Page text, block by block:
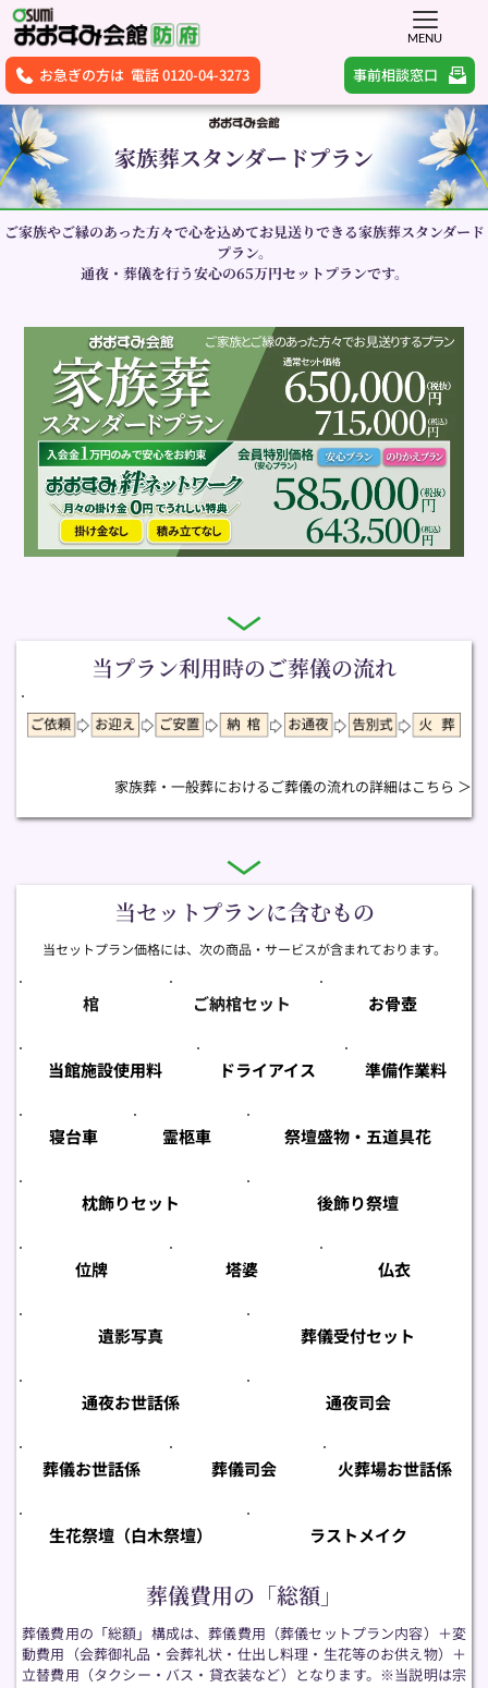
MENU
お急ぎの方は 電話 0120-04-3273 事前相談窓口
家族葬スタンダードプラン
ご家族やご縁のあった方々で心を込めてお見送りできる家族葬スタンダード
プラン。
通夜・葬儀を行う安心の65万円セットプランです。
当プラン利用時のご葬儀の流れ
家族葬・一般葬におけるご葬儀の流れの詳細はこちら ＞
当セットプランに含むもの
当セットプラン価格には、次の商品・サービスが含まれております。
棺 ご納棺セット お骨壺
当館施設使用料 ドライアイス 準備作業料
寝台車 霊柩車 祭壇盛物・五道具花
枕飾りセット 後飾り祭壇
位牌 塔婆 仏衣
遺影写真 葬儀受付セット
通夜お世話係 通夜司会
葬儀お世話係 葬儀司会 火葬場お世話係
生花祭壇（白木祭壇） ラストメイク
葬儀費用の「総額」
葬儀費用の「総額」構成は、葬儀費用（葬儀セットプラン内容）＋変
動費用（会葬御礼品・会葬礼状・仕出し料理・生花等のお供え物）＋
立替費用（タクシー・バス・貸衣装など）となります。※当説明は宗